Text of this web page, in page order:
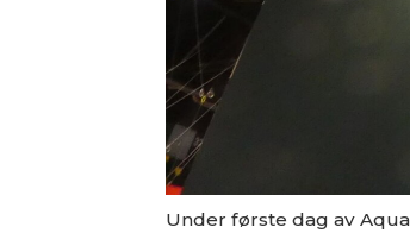
Under første dag av